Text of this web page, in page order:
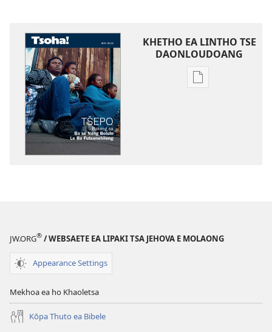
KHETHO EA LINTHO TSE
DAONLOUDOANG
Khetho
ba
le
JW.ORG® / WEBSAETE EA LIPAKI TSA JEHOVA E MOLAONG
Appearance Settings
Mekhoa ea ho Khaoletsa
Kōpa Thuto ea Bibele